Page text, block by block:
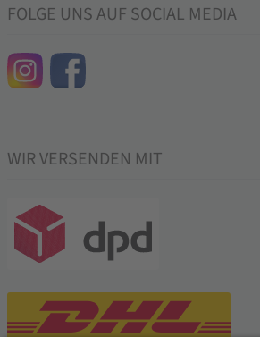
FOLGE UNS AUF SOCIAL MEDIA
WIR VERSENDEN MIT